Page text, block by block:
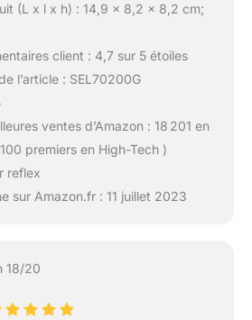
(L x l x h) : 14,9 x 8,2 x 8,2 cm;
client : 4,7 sur 5 étoiles
l’article : SEL70200G
ventes d’Amazon : 18 201 en
premiers en High-Tech )
reflex
sur Amazon.fr : 11 juillet 2023
18/20